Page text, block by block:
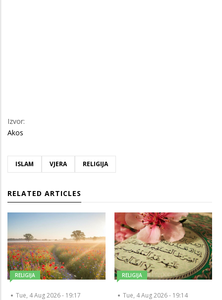
Izvor:
Akos
ISLAM VJERA RELIGIJA
RELATED ARTICLES
RELIGIJA
Tue, 4 Aug 2026 - 19:17
RELIGIJA
Tue, 4 Aug 2026 - 19:14